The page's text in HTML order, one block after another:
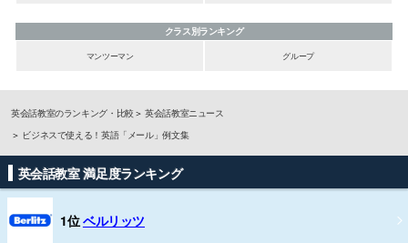
クラス別ランキング
マンツーマン
グループ
英会話教室のランキング・比較
英会話教室ニュース
ビジネスで使える！英語「メール」例文集
英会話教室 満足度ランキング
1位ベルリッツ